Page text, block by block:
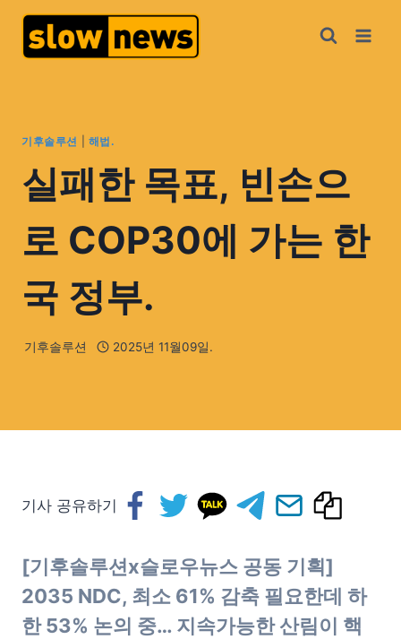
기후솔루션 해법.
실패한 목표, 빈손으
로 COP30에 가는 한
국 정부.
기후솔루션 2025년 11월09일.
기사 공유하기
[기후솔루션x슬로우뉴스 공동 기획]
2035 NDC, 최소 61% 감축 필요한데 하
한 53% 논의 중… 지속가능한 산림이 핵